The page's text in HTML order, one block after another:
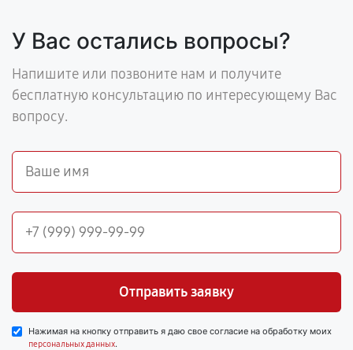
У Вас остались вопросы?
Напишите или позвоните нам и получите
бесплатную консультацию по интересующему Вас
вопросу.
Отправить заявку
Нажимая на кнопку отправить я даю свое согласие на обработку моих
персональных данных.